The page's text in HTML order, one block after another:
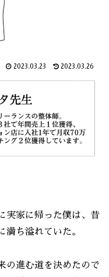
2023.03.23 2023.03.26
実家に帰った僕は、昔
満ち溢れていた。
の進む道を決めたので